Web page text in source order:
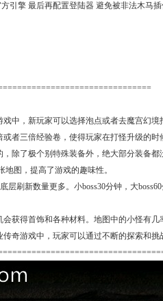
引擎 最后再配置登陆器 避免被非法木马
中，新玩家可以选择泡点或者去魔宫幻
者三倍经验卷，使得玩家在打怪升级的时
除了极个别特殊装备外，绝大部分装备
图，提高了游戏的趣味性。
层刷新数量更多。小boss30分钟，大
获得首饰和各种材料。地图中的小怪有
奇游戏中，玩家可以通过不断的探索和